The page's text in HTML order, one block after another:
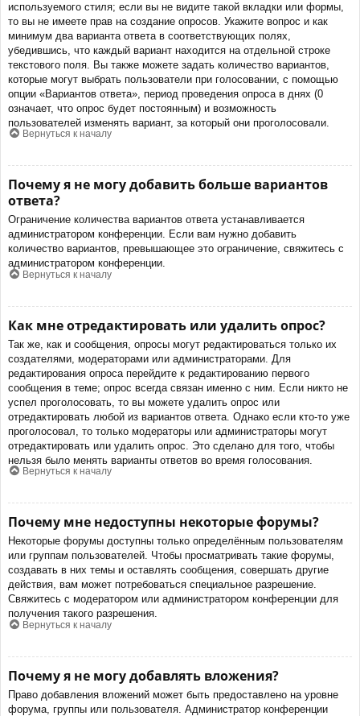
используемого стиля; если вы не видите такой вкладки или формы,
то вы не имеете прав на создание опросов. Укажите вопрос и как
минимум два варианта ответа в соответствующих полях,
убедившись, что каждый вариант находится на отдельной строке
текстового поля. Вы также можете задать количество вариантов,
которые могут выбрать пользователи при голосовании, с помощью
опции «Вариантов ответа», период проведения опроса в днях (0
означает, что опрос будет постоянным) и возможность
пользователей изменять вариант, за который они проголосовали.
Вернуться к началу
Почему я не могу добавить больше вариантов
ответа?
Ограничение количества вариантов ответа устанавливается
администратором конференции. Если вам нужно добавить
количество вариантов, превышающее это ограничение, свяжитесь с
администратором конференции.
Вернуться к началу
Как мне отредактировать или удалить опрос?
Так же, как и сообщения, опросы могут редактироваться только их
создателями, модераторами или администраторами. Для
редактирования опроса перейдите к редактированию первого
сообщения в теме; опрос всегда связан именно с ним. Если никто не
успел проголосовать, то вы можете удалить опрос или
отредактировать любой из вариантов ответа. Однако если кто-то уже
проголосовал, то только модераторы или администраторы могут
отредактировать или удалить опрос. Это сделано для того, чтобы
нельзя было менять варианты ответов во время голосования.
Вернуться к началу
Почему мне недоступны некоторые форумы?
Некоторые форумы доступны только определённым пользователям
или группам пользователей. Чтобы просматривать такие форумы,
создавать в них темы и оставлять сообщения, совершать другие
действия, вам может потребоваться специальное разрешение.
Свяжитесь с модератором или администратором конференции для
получения такого разрешения.
Вернуться к началу
Почему я не могу добавлять вложения?
Право добавления вложений может быть предоставлено на уровне
форума, группы или пользователя. Администратор конференции